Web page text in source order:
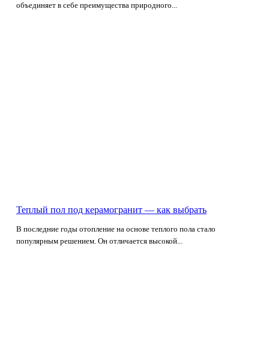
объединяет в себе преимущества природного...
Теплый пол под керамогранит — как выбрать
В последние годы отопление на основе теплого пола стало
популярным решением. Он отличается высокой...